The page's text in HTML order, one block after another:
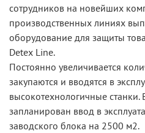
сотрудников на новейших
производственных линиях
оборудование для защиты
Detex Line.
Постоянно увеличивается
закупаются и вводятся в
высокотехнологичные
запланирован ввод в
заводского блока на 2500 м2.